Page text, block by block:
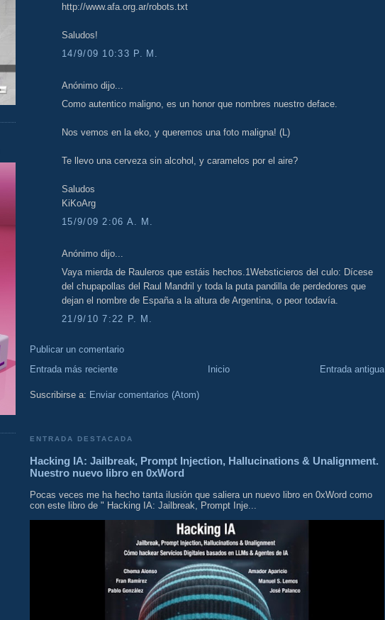
http://www.afa.org.ar/robots.txt
Saludos!
14/9/09 10:33 P. M.
Anónimo dijo...
Como autentico maligno, es un honor que nombres nuestro deface.
Nos vemos en la eko, y queremos una foto maligna! (L)
Te llevo una cerveza sin alcohol, y caramelos por el aire?
Saludos
KiKoArg
15/9/09 2:06 A. M.
Anónimo dijo...
Vaya mierda de Rauleros que estáis hechos.1Websticieros del culo: Dícese
del chupapollas del Raul Mandril y toda la puta pandilla de perdedores que
dejan el nombre de España a la altura de Argentina, o peor todavía.
21/9/10 7:22 P. M.
Publicar un comentario
Entrada más reciente
Entrada antigua
Inicio
Suscribirse a: Enviar comentarios (Atom)
ENTRADA DESTACADA
Hacking IA: Jailbreak, Prompt Injection, Hallucinations & Unalignment.
Nuestro nuevo libro en 0xWord
Pocas veces me ha hecho tanta ilusión que saliera un nuevo libro en 0xWord como
con este libro de " Hacking IA: Jailbreak, Prompt Inje...